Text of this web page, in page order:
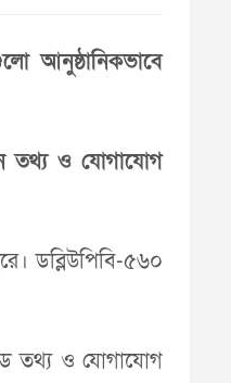
আনুষ্ঠানিকভাবে
তথ্য ও যোগাযোগ
ডব্লিউপিবি-৫৬০
তথ্য ও যোগাযোগ